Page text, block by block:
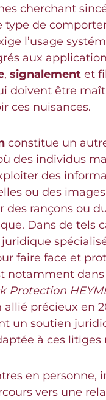
cherchant
type de
l’usage
aux
, signalement et
doivent être
ces nuisances.
constitue un
des individus
des
ou des
des rançons ou
Dans de tels
juridique
faire face et
notamment
Protection
précieux en
un soutien
à ces litiges
en personne,
vers une